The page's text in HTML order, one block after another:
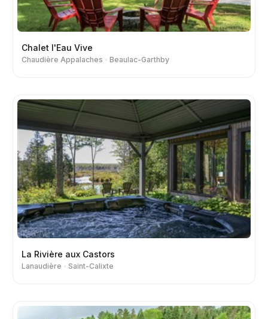
Chalet l'Eau Vive
Chaudière Appalaches Beaulac-Garthby
La Rivière aux Castors
Lanaudière Saint-Calixte